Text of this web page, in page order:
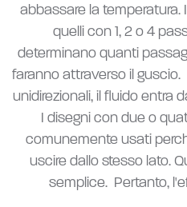
abbassare la
quelli con 1, 2 o 4
determinano quanti
faranno attraverso il
unidirezionali, il fluido entra
I disegni con due o
comunemente usati
uscire dallo stesso lato.
semplice. Pertanto,